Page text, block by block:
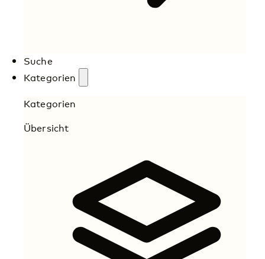
Suche
Kategorien
Kategorien
Übersicht